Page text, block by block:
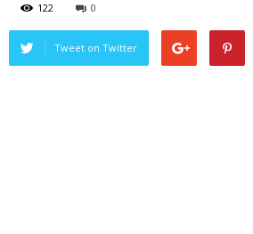
122 0
Tweet on Twitter